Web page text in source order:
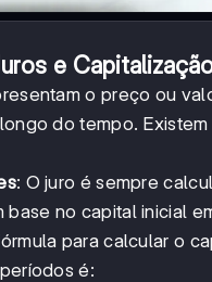
e
o preço ou
do tempo.
: O juro é sempre
base no capital inicial
para calcular o
é: